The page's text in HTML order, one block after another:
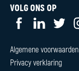
CONTACT
Algemene voorwaarden
Privacy verklaring